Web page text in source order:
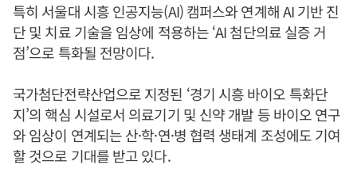
특히 서울대 시흥 인공지능(AI) 캠퍼스와 연계해 AI 기반 진
단 및 치료 기술을 임상에 적용하는 ‘AI 첨단의료 실증 거
점’으로 특화될 전망이다.
국가첨단전략산업으로 지정된 ‘경기 시흥 바이오 특화단
지’의 핵심 시설로서 의료기기 및 신약 개발 등 바이오 연구
와 임상이 연계되는 산·학·연·병 협력 생태계 조성에도 기여
할 것으로 기대를 받고 있다.